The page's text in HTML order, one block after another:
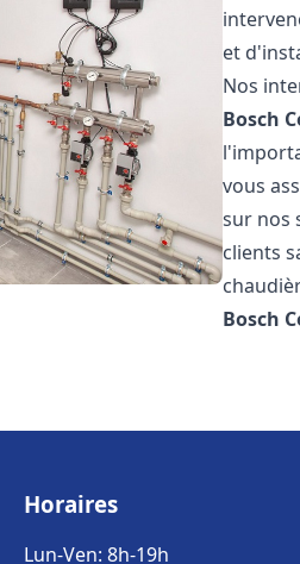
et
Nos
Bosch
vous
sur nos
clients
Bosch
Horaires
Lun-Ven: 8h-19h